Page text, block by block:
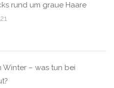
rund um graue Haare
Winter – was tun bei